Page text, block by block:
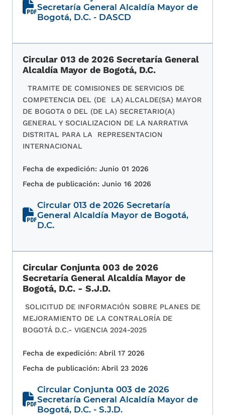
Secretaría General Alcaldía Mayor de
Bogotá, D.C. - DASCD
Circular 013 de 2026 Secretaría General
Alcaldía Mayor de Bogotá, D.C.
TRAMITE DE COMISIONES DE SERVICIOS DE
COMPETENCIA DEL (DE LA) ALCALDE(SA) MAYOR
DE BOGOTA 0 DEL (DE LA) SECRETARIO(A)
GENERAL Y SOCIALIZACION DE LA NARRATIVA
DISTRITAL PARA LA REPRESENTACION
INTERNACIONAL
Fecha de expedición: Junio 01 2026
Fecha de publicación: Junio 16 2026
Circular 013 de 2026 Secretaría
General Alcaldía Mayor de Bogotá,
D.C.
Circular Conjunta 003 de 2026
Secretaría General Alcaldía Mayor de
Bogotá, D.C. - S.J.D.
SOLICITUD DE INFORMACIÓN SOBRE PLANES DE
MEJORAMIENTO DE LA CONTRALORÍA DE
BOGOTÁ D.C.- VIGENCIA 2024-2025
Fecha de expedición: Abril 17 2026
Fecha de publicación: Abril 23 2026
Circular Conjunta 003 de 2026
Secretaría General Alcaldía Mayor de
Bogotá, D.C. - S.J.D.